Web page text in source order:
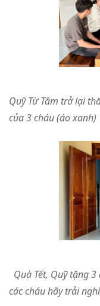
Quỹ Từ Tâm trở lại
của 3 cháu (áo xanh)
Quà Tết, Quỹ tặng
các cháu hãy trải